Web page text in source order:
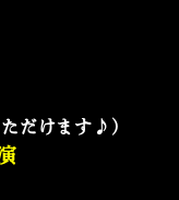
〜
ただけます♪)